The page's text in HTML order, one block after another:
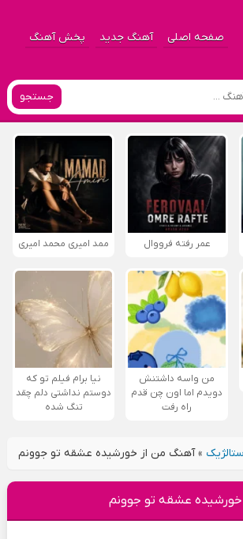
صفحه اصلی آهنگ جدید پخش آهنگ
جستجو
عمر رفته فرووال ممد امیری محمد امیری
من واسه داشتنش
دویدم اما اون چن قدم
راه رفت
نیا برام فیلم تو که
دوستم نداشتی دلم چقد
تنگ شده
»آهنگ من از خورشیده عشقه تو جوونم
عشقه تو جوونم